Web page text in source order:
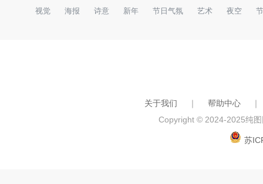
视觉 海报 诗意 新年 节日气氛 艺术 夜空
关于我们 ｜ 帮助中心
｜
Copyright © 2024-2025纯
苏